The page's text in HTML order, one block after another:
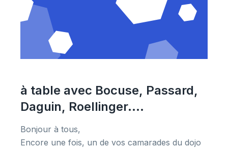
à table avec Bocuse, Passard,
Daguin, Roellinger....
Bonjour à tous,
Encore une fois, un de vos camarades du dojo